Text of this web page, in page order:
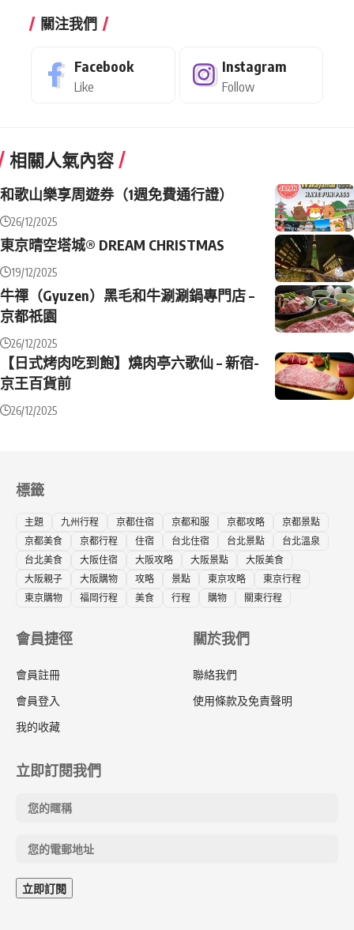
關注我們
Facebook
Like
Instagram
Follow
相關人氣內容
和歌山樂享周遊券（1週免費通行證）
26/12/2025
東京晴空塔城® DREAM CHRISTMAS
19/12/2025
牛禪（Gyuzen）黑毛和牛涮涮鍋專門店 –
京都祇園
26/12/2025
【日式烤肉吃到飽】燒肉亭六歌仙 – 新宿-
京王百貨前
26/12/2025
標籤
主題 九州行程 京都住宿 京都和服 京都攻略
京都景點
京都美食
京都行程 住宿 台北住宿 台北景點
台北溫泉
台北美食
大阪住宿 大阪攻略 大阪景點
大阪美食
大阪親子
大阪購物 攻略 景點 東京攻略
東京行程
東京購物
福岡行程 美食 行程 購物 關東行程
會員捷徑
會員註冊
會員登入
我的收藏
關於我們
聯絡我們
使用條款及免責聲明
立即訂閱我們